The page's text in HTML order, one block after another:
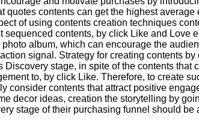
quotes contents can get the highest
of using contents creation techniques
sequenced contents, by click Like and Love
album, which can encourage the
signal. Strategy for creating contents
Discovery stage, in spite of the contents
to, by click Like. Therefore, to create
consider contents that attract positive
decor ideas, creation the storytelling by
stage of their purchasing funnel should